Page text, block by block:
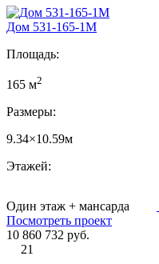
Дом 531-165-1М
Площадь:
165 м2
Размеры:
9.34×10.59м
Этажей:
Один этаж + мансарда
Посмотреть проект
10 860 732 руб.
21